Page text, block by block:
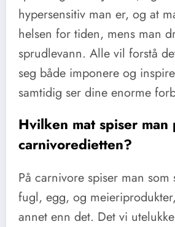
hypersensitiv man er, og at
helsen for tiden, mens man
sprudlevann. Alle vil forstå
seg både imponere og
samtidig ser dine enorme
Hvilken mat spiser man
carnivoredietten?
På carnivore spiser man
fugl, egg, og
annet enn det. Det vi